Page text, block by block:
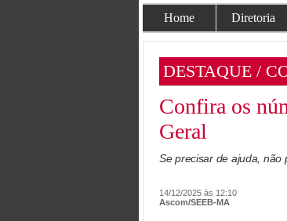
Home Diretoria
DESTAQUE /
Confira os
Geral
Se precisar de ajuda, não
14/12/2025 às 12:10
Ascom/SEEB-MA